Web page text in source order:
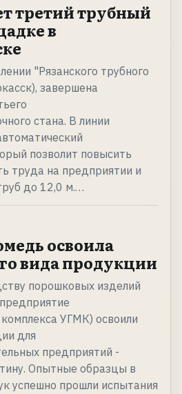
третий трубный
в
"Рязанского трубного
завершена
стана. В линии
позволит повысить
труда на предприятии и
до 12,0 м.…
освоила
вида продукции
порошковых изделий
комплекса УГМК) освоили
для
предприятий -
Опытные образцы в
успешно прошли испытания